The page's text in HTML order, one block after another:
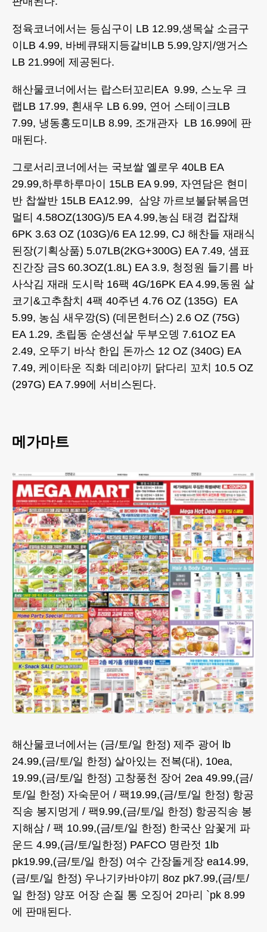
정육코너에서는 등심구이 LB 12.99,생목살 소금구
이LB 4.99, 바베큐돼지등갈비LB 5.99,양지/앵거스
LB 21.99에 제공된다.
해산물코너에서는 랍스터꼬리EA 9.99, 스노우 크
랩LB 17.99, 흰새우 LB 6.99, 연어 스테이크LB
7.99, 냉동홍도미LB 8.99, 조개관자 LB 16.99에 판
매된다.
그로서리코너에서는 국보쌀 옐로우 40LB EA
29.99,하루하루마이 15LB EA 9.99, 자연담은 현미
반 찹쌀반 15LB EA12.99, 삼양 까르보불닭볶음면
멀티 4.58OZ(130G)/5 EA 4.99,농심 태경 컵잡채
6PK 3.63 OZ (103G)/6 EA 12.99, CJ 해찬들 재래식
된장(기획상품) 5.07LB(2KG+300G) EA 7.49, 샘표
진간장 금S 60.3OZ(1.8L) EA 3.9, 청정원 들기름 바
사삭김 재래 도시락 16팩 4G/16PK EA 4.99,동원 살
코기&고추참치 4팩 40주년 4.76 OZ (135G) EA
5.99, 농심 새우깡(S) (데몬헌터스) 2.6 OZ (75G)
EA 1.29, 초립동 순생선살 두부오뎅 7.61OZ EA
2.49, 오뚜기 바삭 한입 돈까스 12 OZ (340G) EA
7.49, 케이타운 직화 데리야끼 닭다리 꼬치 10.5 OZ
(297G) EA 7.99에 서비스된다.
메가마트
해산물코너에서는 (금/토/일 한정) 제주 광어 lb
24.99,(금/토/일 한정) 살아있는 전복(대), 10ea,
19.99,(금/토/일 한정) 고창풍천 장어 2ea 49.99,(금/
토/일 한정) 자숙문어 / 팩19.99,(금/토/일 한정) 항공
직송 봉지멍게 / 팩9.99,(금/토/일 한정) 항공직송 봉
지해삼 / 팩 10.99,(금/토/일 한정) 한국산 암꽃게 파
운드 4.99,(금/토/일한정) PAFCO 명란젓 1lb
pk19.99,(금/토/일 한정) 여수 간장돌게장 ea14.99,
(금/토/일 한정) 우나기카바야끼 8oz pk7.99,(금/토/
일 한정) 양포 어장 손질 통 오징어 2마리 `pk 8.99
에 판매된다.